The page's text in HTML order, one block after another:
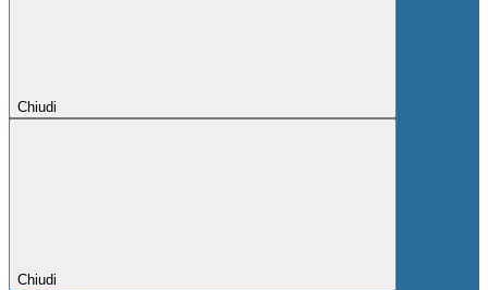
Chiudi
Chiudi